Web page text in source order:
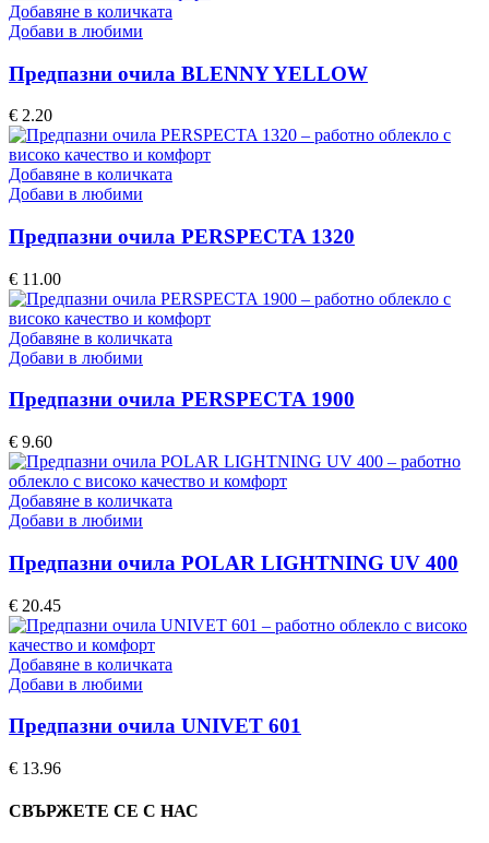
Добавяне в количката
Добави в любими
Предпазни очила BLENNY YELLOW
€ 2.20
Добавяне в количката
Добави в любими
Предпазни очила PERSPECTA 1320
€ 11.00
Добавяне в количката
Добави в любими
Предпазни очила PERSPECTA 1900
€ 9.60
Добавяне в количката
Добави в любими
Предпазни очила POLAR LIGHTNING UV 400
€ 20.45
Добавяне в количката
Добави в любими
Предпазни очила UNIVET 601
€ 13.96
СВЪРЖЕТЕ СЕ С НАС